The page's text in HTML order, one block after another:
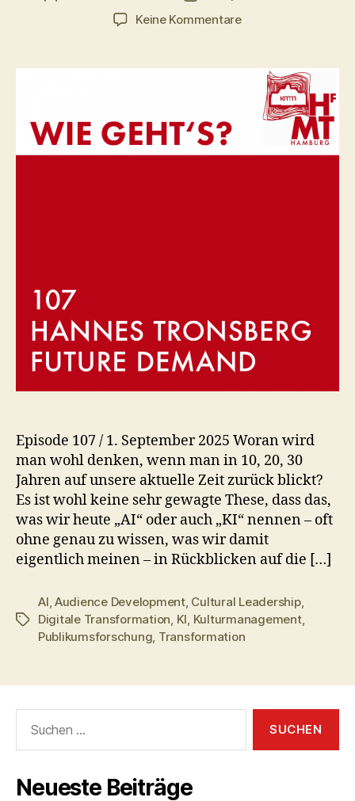
Keine Kommentarezu
–
Future
Demand
Episode 107 / 1. September 2025 Woran wird
man wohl denken, wenn man in 10, 20, 30
Jahren auf unsere aktuelle Zeit zurück blickt?
Es ist wohl keine sehr gewagte These, dass das,
was wir heute „AI“ oder auch „KI“ nennen – oft
ohne genau zu wissen, was wir damit
eigentlich meinen – in Rückblicken auf die […]
Schlagwörter
AI Audience Development, Cultural Leadership,
Digitale Transformation KI Kulturmanagement,
Publikumsforschung Transformation
nach:
Neueste Beiträge